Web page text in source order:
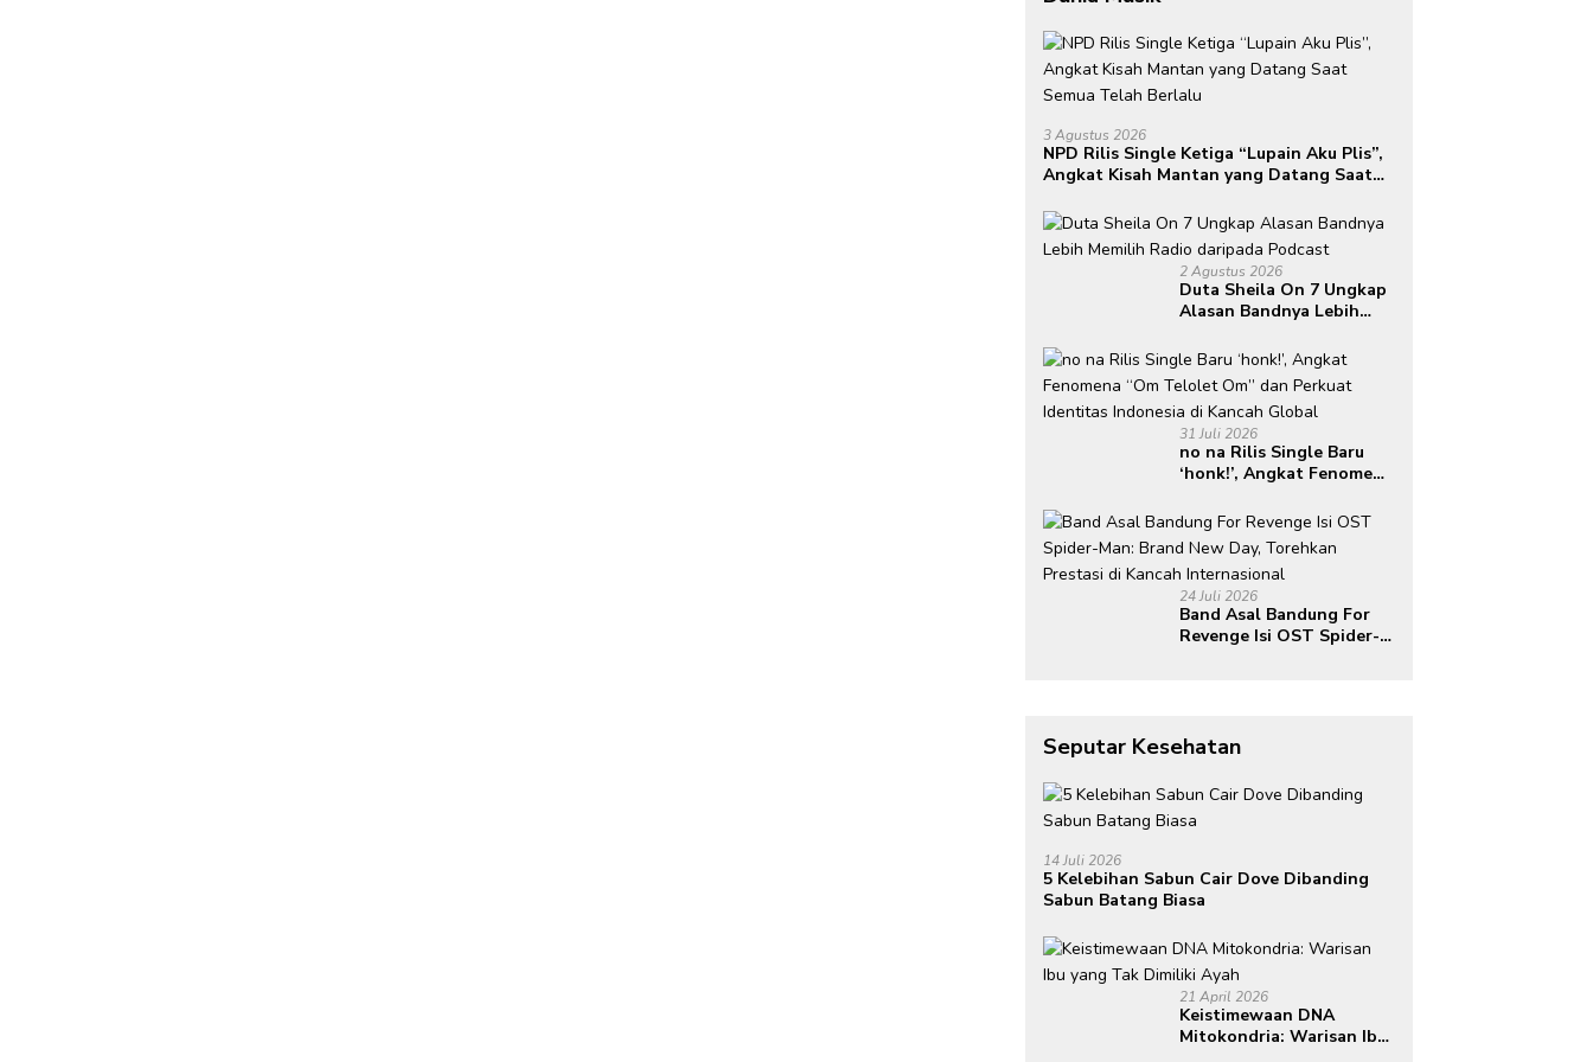
3 Agustus 2026
NPD Rilis Single Ketiga “Lupain Aku Plis”,
Angkat Kisah Mantan yang Datang Saat
2 Agustus 2026
Duta Sheila On 7 Ungkap
Alasan Bandnya Lebih
Podcast
31 Juli 2026
no na Rilis Single Baru
‘honk!’, Angkat Fenomena
Perkuat Identitas
Indonesia di Kancah
Global
24 Juli 2026
Band Asal Bandung For
Revenge Isi OST Spider-
Seputar Kesehatan
14 Juli 2026
5 Kelebihan Sabun Cair Dove Dibanding
Sabun Batang Biasa
21 April 2026
Keistimewaan DNA
Mitokondria: Warisan Ibu